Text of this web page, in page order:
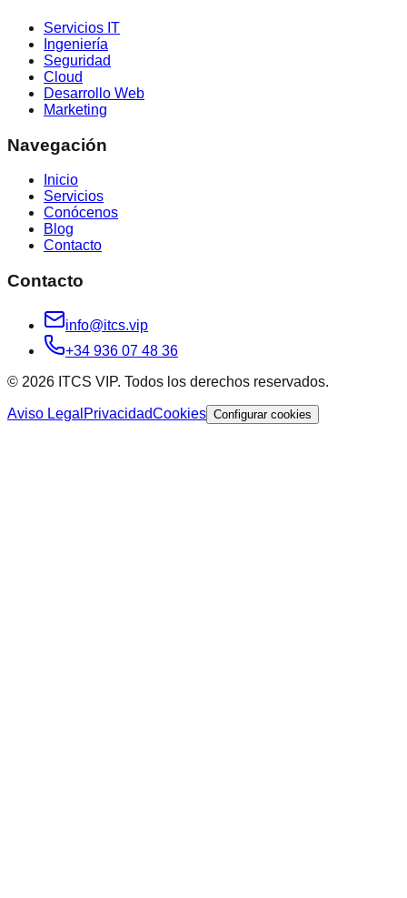
Servicios IT
Ingeniería
Seguridad
Cloud
Desarrollo Web
Marketing
Navegación
Inicio
Servicios
Conócenos
Blog
Contacto
Contacto
info@itcs.vip
+34 936 07 48 36
© 2026 ITCS VIP. Todos los derechos reservados.
Aviso Legal PrivacidadCookies Configurar cookies